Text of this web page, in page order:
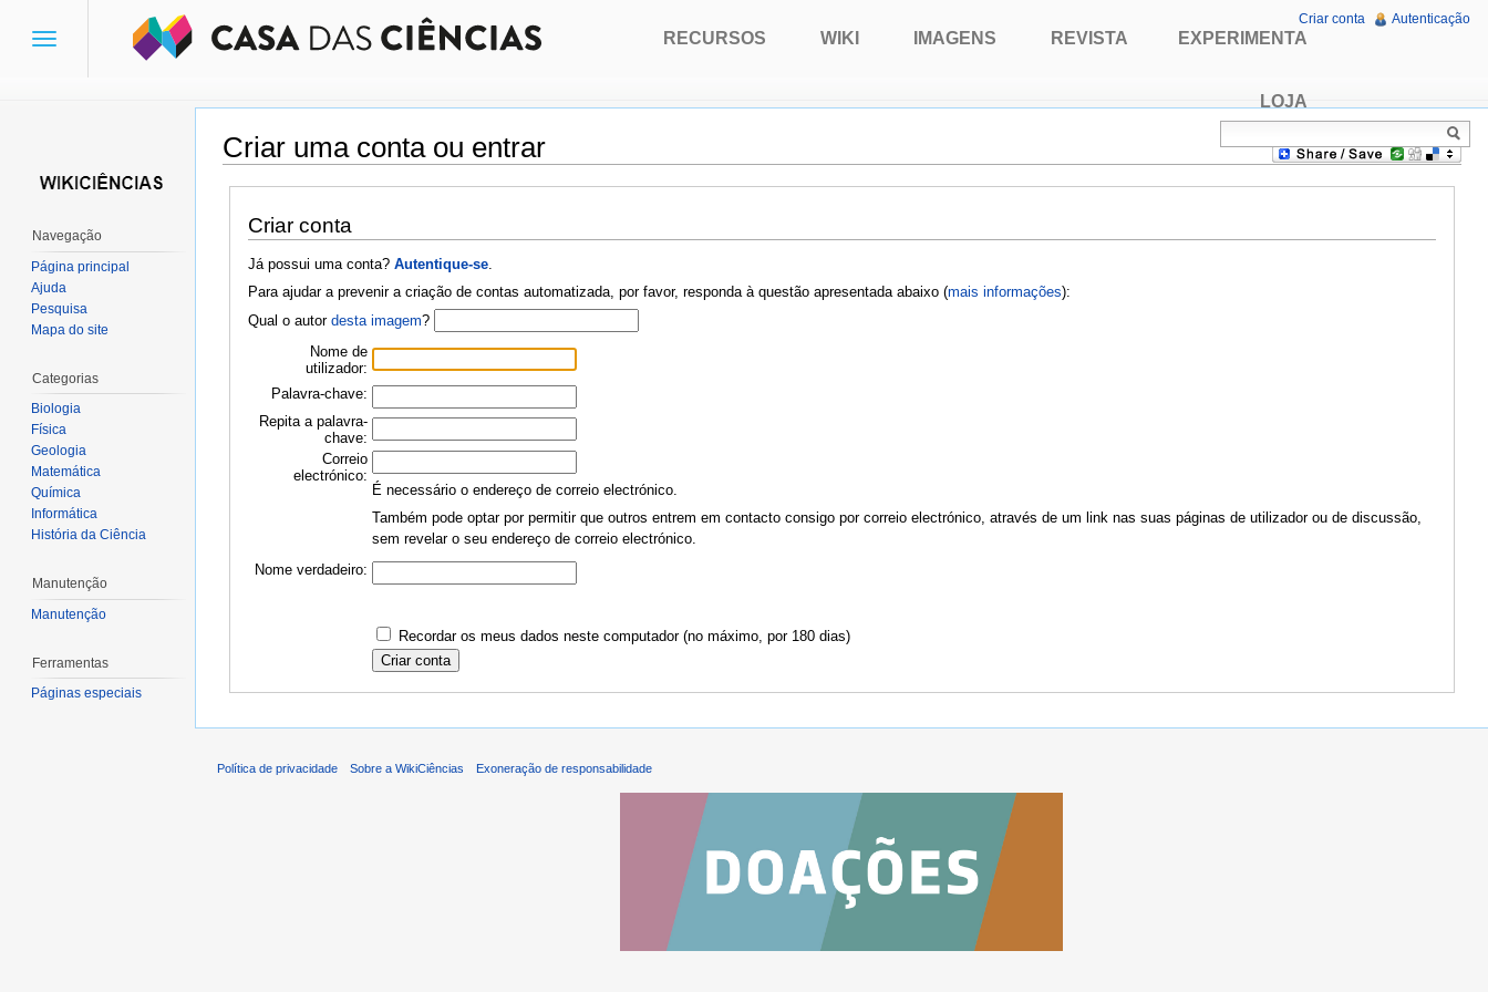
Criar uma conta ou entrar
Ir para:navegação,pesquisa
Criar conta
Já possui uma conta? Autentique-se.
Para ajudar a prevenir a criação de contas automatizada, por favor, responda à questão apresentada abaixo (mais informações):
Qual o autor desta imagem?
Nome de
utilizador:
Palavra-chave:
Repita a palavra-
chave:
Correio
electrónico:
É necessário o endereço de correio electrónico.
Também pode optar por permitir que outros entrem em contacto consigo por correio electrónico, através de um link nas suas páginas de utilizador ou de discussão,
sem revelar o seu endereço de correio electrónico.
Nome verdadeiro:
Recordar os meus dados neste computador (no máximo, por 180 dias)
Toggle
RECURSOS WIKI IMAGENS REVISTA EXPERIMENTA
LOJA
Criar conta Autenticação
Navegação
Página principal
Ajuda
Pesquisa
Mapa do site
Categorias
Biologia
Física
Geologia
Matemática
Química
Informática
História da Ciência
Manutenção
Manutenção
Ferramentas
Páginas especiais
Política de privacidade Sobre a WikiCiências Exoneração de responsabilidade